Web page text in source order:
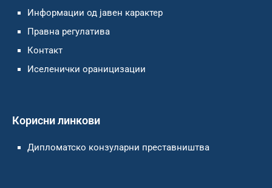
Информации од јавен карактер
Правна регулатива
Контакт
Иселенички ораницизации
Корисни линкови
Дипломатско конзуларни преставништва